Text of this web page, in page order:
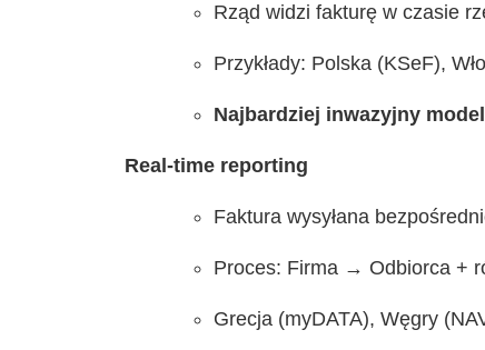
Rząd widzi fakturę w czasie
Przykłady: Polska (KSeF),
Najbardziej inwazyjny model
Real-time reporting
Faktura wysyłana
Proces: Firma → Odbiorca +
Grecja (myDATA), Węgry